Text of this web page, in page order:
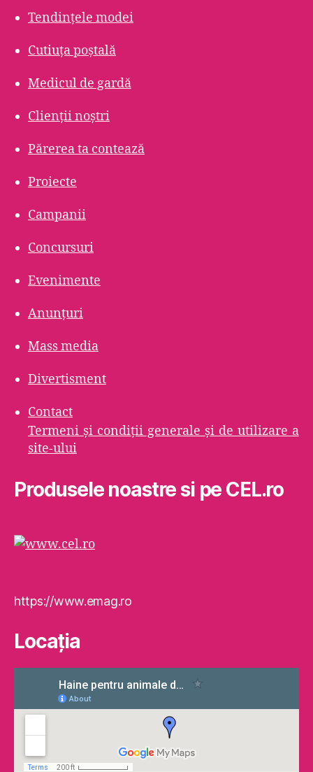
Tendințele modei
Cutiuța poștală
Medicul de gardă
Clienții noștri
Părerea ta contează
Proiecte
Campanii
Concursuri
Evenimente
Anunțuri
Mass media
Divertisment
Contact
Termeni şi condiţii generale şi de utilizare a
site-ului
Produsele noastre si pe CEL.ro
https://www.emag.ro
Locaţia